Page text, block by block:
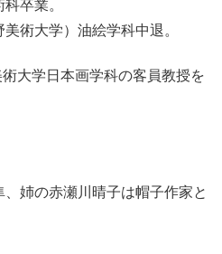
卒業。
術大学）油絵学科中退。
大学日本画学科の客員教授を
姉の赤瀬川晴子は帽子作家と